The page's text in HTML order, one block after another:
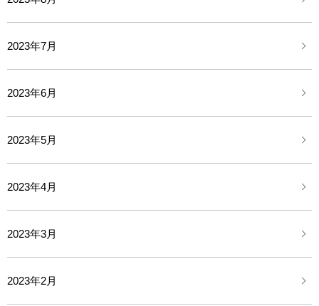
2023年7月
2023年6月
2023年5月
2023年4月
2023年3月
2023年2月